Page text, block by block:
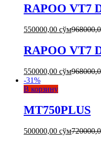
RAPOO VT7
550000,00 сўм
RAPOO VT7
550000,00 сўм
-31%
В корзину
MT750PLUS
500000,00 сўм